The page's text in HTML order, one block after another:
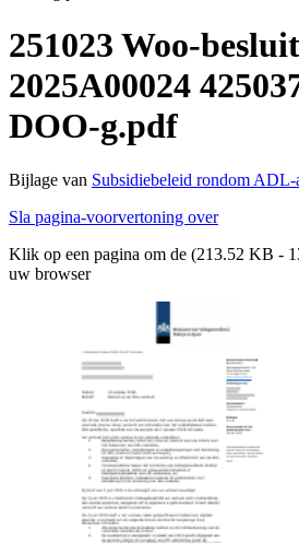
251023 Woo-besluit
2025A00024
DOO-g.pdf
Bijlage van Subsidiebeleid rondom ADL-
Sla pagina-voorvertoning over
Klik op een pagina om de (213.52 KB -
uw browser